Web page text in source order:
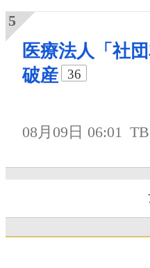
医療法人「社
破産
36
08月09日 06:01